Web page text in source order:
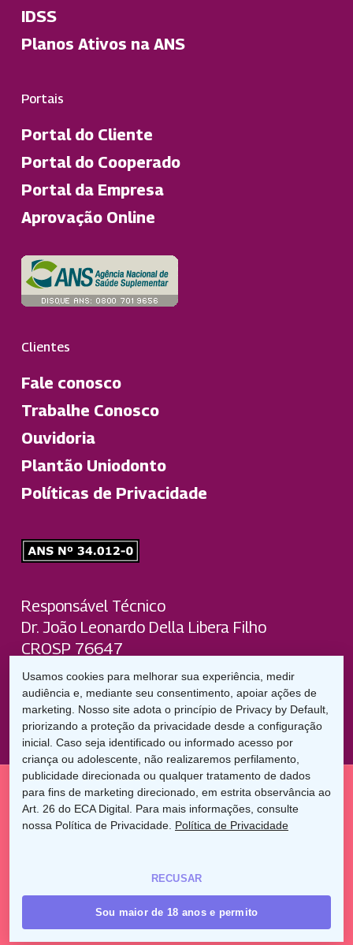
IDSS
Planos Ativos na ANS
Portais
Portal do Cliente
Portal do Cooperado
Portal da Empresa
Aprovação Online
Clientes
Fale conosco
Trabalhe Conosco
Ouvidoria
Plantão Uniodonto
Políticas de Privacidade
Responsável Técnico
Dr. João Leonardo Della Libera Filho
CROSP 76647
Verificada por
© 2026 Uniodonto Athenas Paulista. Rua Santo Andre, 344-
340 | Nova Jaboticabal | 14890-000 | (16)3203-8500 |
Usamos cookies para melhorar sua experiência, medir
audiência e, mediante seu consentimento, apoiar ações de
marketing. Nosso site adota o princípio de Privacy by Default,
priorizando a proteção da privacidade desde a configuração
inicial. Caso seja identificado ou informado acesso por
criança ou adolescente, não realizaremos perfilamento,
publicidade direcionada ou qualquer tratamento de dados
para fins de marketing direcionado, em estrita observância ao
Art. 26 do ECA Digital. Para mais informações, consulte
nossa Política de Privacidade. Política de Privacidade
RECUSAR
Sou maior de 18 anos e permito